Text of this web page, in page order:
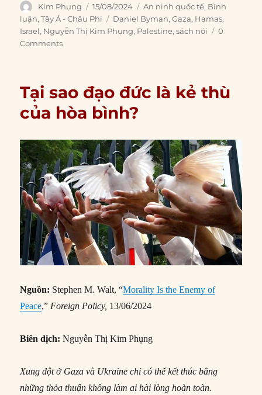
Author
Kim Phụng
Posted
on
15/08/2024 Categories
An ninh quốc tế, Bình
luận,Tây Á - Châu Phi Tags
Daniel Byman,Gaza, Hamas,
Israel, Nguyễn Thị Kim Phụng, Palestine,sách nói
0
Comments
Tại sao đạo đức là kẻ thù
của hòa bình?
Nguồn: Stephen M. Walt, “Morality Is the Enemy of
Peace,” Foreign Policy, 13/06/2024
Biên dịch:Nguyễn Thị Kim Phụng
Xung đột ở Gaza và Ukraine chỉ có thể kết thúc bằng
những thỏa thuận không làm ai hài lòng hoàn toàn.